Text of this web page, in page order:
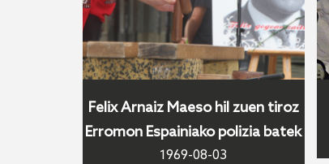
Felix Arnaiz Maeso hil zuen tiroz
Erromon Espainiako polizia batek
1969-08-03